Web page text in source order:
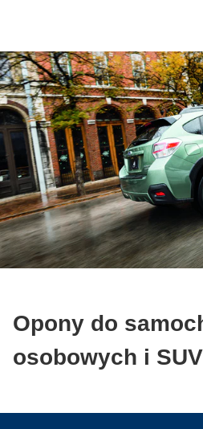
Opony do
osobowych i SUV